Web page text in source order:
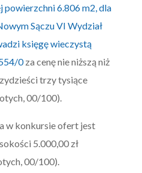
powierzchni 6.806 m2, dla
Sączu VI Wydział
księgę wieczystą
0za cenę nie niższą niż
trzy tysiące
00/100).
w konkursie ofert jest
5.000,00 zł
00/100).